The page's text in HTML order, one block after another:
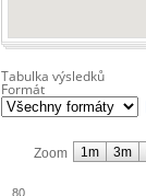
Tabulka výsledků
Formát
Zoom
80
1m 3m